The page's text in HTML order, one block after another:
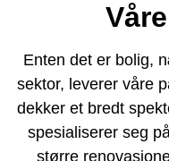
Enten det er bolig,
sektor, leverer våre
dekker et bredt
spesialiserer seg
større